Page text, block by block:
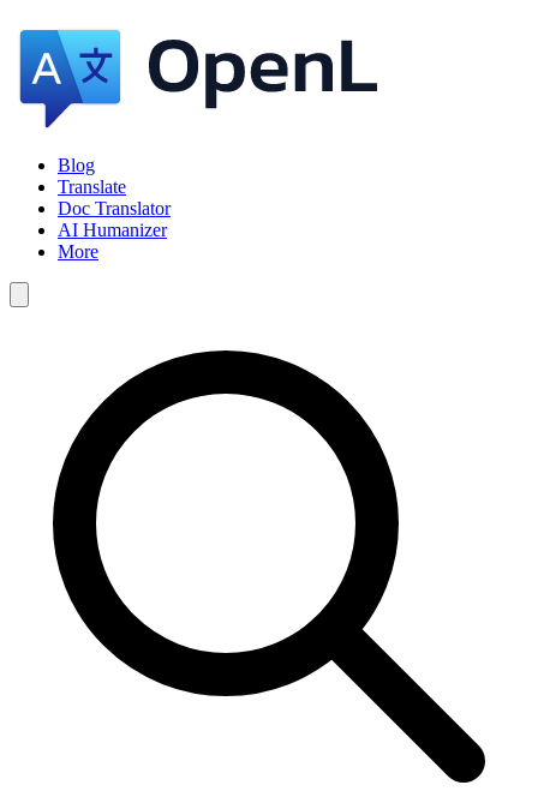
Blog
Translate
Doc Translator
AI Humanizer
More